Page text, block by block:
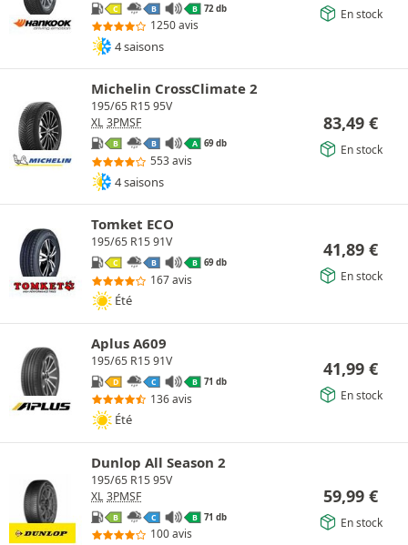
C B B 72 db
1250 avis
4 saisons
En stock
Michelin CrossClimate 2
195/65 R15 95V
XL 3PMSF
B B A 69 db
553 avis
4 saisons
83,49 €
En stock
Tomket ECO
195/65 R15 91V
C B B 69 db
167 avis
Été
41,89 €
En stock
Aplus A609
195/65 R15 91V
D C B 71 db
136 avis
Été
41,99 €
En stock
Dunlop All Season 2
195/65 R15 95V
XL 3PMSF
B C B 71 db
100 avis
59,99 €
En stock